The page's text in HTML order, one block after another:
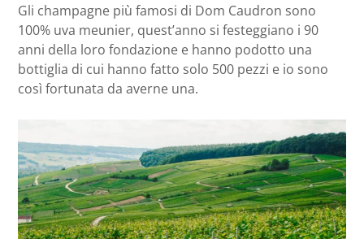
Gli champagne più famosi di Dom Caudron sono
100% uva meunier, quest’anno si festeggiano i 90
anni della loro fondazione e hanno podotto una
bottiglia di cui hanno fatto solo 500 pezzi e io sono
così fortunata da averne una.